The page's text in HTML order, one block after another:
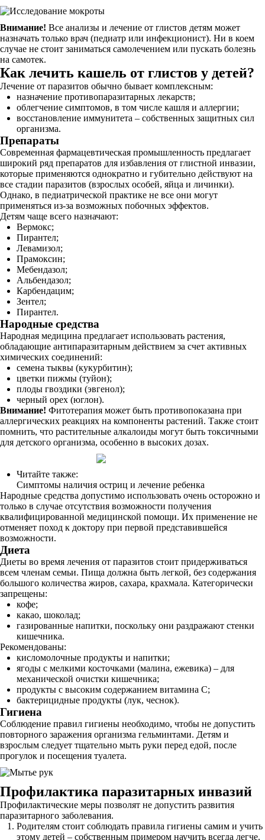
Внимание! Все анализы и лечение от глистов детям может
назначать только врач (педиатр или инфекционист). Ни в коем
случае не стоит заниматься самолечением или пускать болезнь
на самотек.
Как лечить кашель от глистов у детей?
Лечение от паразитов обычно бывает комплексным:
назначение противопаразитарных лекарств;
облегчение симптомов, в том числе кашля и аллергии;
восстановление иммунитета – собственных защитных сил
организма.
Препараты
Современная фармацевтическая промышленность предлагает
широкий ряд препаратов для избавления от глистной инвазии,
которые применяются однократно и губительно действуют на
все стадии паразитов (взрослых особей, яйца и личинки).
Однако, в педиатрической практике не все они могут
применяться из-за возможных побочных эффектов.
Детям чаще всего назначают:
Вермокс;
Пирантел;
Левамизол;
Прамоксин;
Мебендазол;
Альбендазол;
Карбендацим;
Зентел;
Пирантел.
Народные средства
Народная медицина предлагает использовать растения,
обладающие антипаразитарным действием за счет активных
химических соединений:
семена тыквы (кукурбитин);
цветки пижмы (туйон);
плоды гвоздики (эвгенол);
черный орех (юглон).
Внимание! Фитотерапия может быть противопоказана при
аллергических реакциях на компоненты растений. Также стоит
помнить, что растительные алкалоиды могут быть токсичными
для детского организма, особенно в высоких дозах.
Читайте также:
Симптомы наличия остриц и лечение ребенка
Народные средства допустимо использовать очень осторожно и
только в случае отсутствия возможности получения
квалифицированной медицинской помощи. Их применение не
отменяет поход к доктору при первой представившейся
возможности.
Диета
Диеты во время лечения от паразитов стоит придерживаться
всем членам семьи. Пища должна быть легкой, без содержания
большого количества жиров, сахара, крахмала. Категорически
запрещены:
кофе;
какао, шоколад;
газированные напитки, поскольку они раздражают стенки
кишечника.
Рекомендованы:
кисломолочные продукты и напитки;
ягоды с мелкими косточками (малина, ежевика) – для
механической очистки кишечника;
продукты с высоким содержанием витамина С;
бактерицидные продукты (лук, чеснок).
Гигиена
Соблюдение правил гигиены необходимо, чтобы не допустить
повторного заражения организма гельминтами. Детям и
взрослым следует тщательно мыть руки перед едой, после
прогулок и посещения туалета.
Профилактика паразитарных инвазий
Профилактические меры позволят не допустить развития
паразитарного заболевания.
Родителям стоит соблюдать правила гигиены самим и учить
этому детей – собственным примером научить всегда легче.